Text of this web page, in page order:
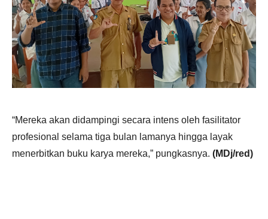
“Mereka akan didampingi secara intens oleh fasilitator
profesional selama tiga bulan lamanya hingga layak
menerbitkan buku karya mereka,” pungkasnya. (MDj/red)